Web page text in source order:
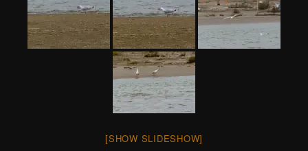
[SHOW SLIDESHOW]